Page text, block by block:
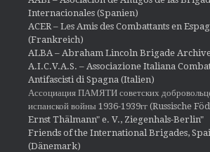
Internacionales (Spanien)
ACER – Les Amis des Combattants en
(Frankreich)
ALBA – Abraham Lincoln Brigade
A.I.C.V.A.S. – Associazione Italiana
Antifascisti di Spagna (Italien)
Ассоциация ПАМЯТИ советских
испанской войны 1936-1939гг (Russische
Ernst Thälmann" e. V., Ziegenhals-Berlin"
Friends of the International Brigades,
(Dänemark)